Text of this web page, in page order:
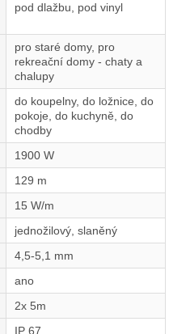
pod dlažbu, pod vinyl
pro staré domy, pro
rekreační domy - chaty a
chalupy
do koupelny, do ložnice, do
pokoje, do kuchyně, do
chodby
1900 W
129 m
15 W/m
jednožilový, slaněný
4,5-5,1 mm
ano
2x 5m
IP 67